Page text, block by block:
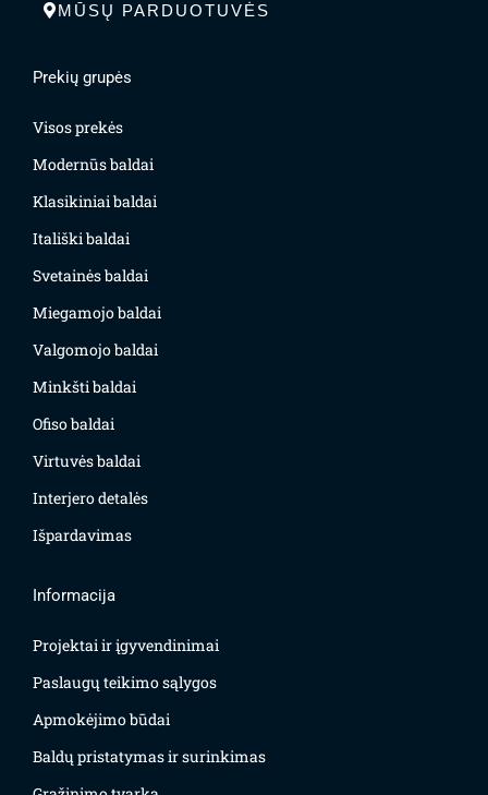
MŪSŲ PARDUOTUVĖS
Prekių grupės
Visos prekės
Modernūs baldai
Klasikiniai baldai
Itališki baldai
Svetainės baldai
Miegamojo baldai
Valgomojo baldai
Minkšti baldai
Ofiso baldai
Virtuvės baldai
Interjero detalės
Išpardavimas
Informacija
Projektai ir įgyvendinimai
Paslaugų teikimo sąlygos
Apmokėjimo būdai
Baldų pristatymas ir surinkimas